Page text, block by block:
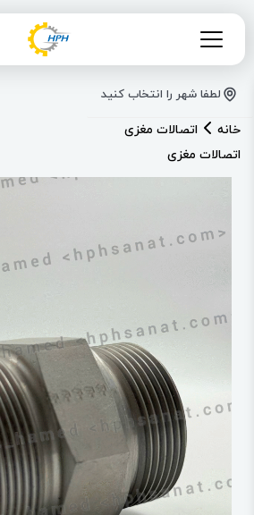
لطفا شهر را انتخاب کنید
خانه
اتصالات مغزی
اتصالات مغزی